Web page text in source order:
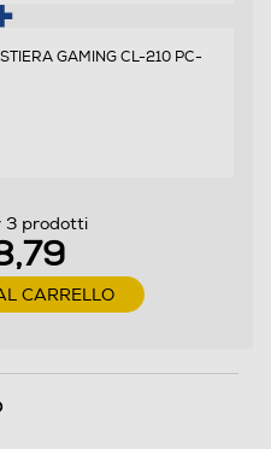
GAMING CL-210 PC-
3 prodotti
CARRELLO